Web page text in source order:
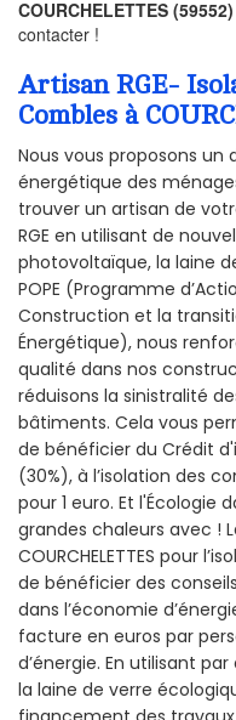
COURCHELETTES (59552)
contacter !
Artisan RGE-
Combles à
Nous vous proposons
énergétique des
trouver un artisan de
RGE en utilisant de
photovoltaïque, la laine
POPE (Programme
Construction et la
Énergétique), nous
qualité dans nos
réduisons la sinistralité
bâtiments. Cela vous
de bénéficier du Crédit
(30%), à l’isolation des
pour 1 euro. Et l'Écologie
grandes chaleurs avec !
COURCHELETTES pour
de bénéficier des
dans l’économie
facture en euros par
d’énergie. En utilisant
la laine de verre